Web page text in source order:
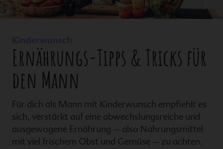
Kinderwunsch
Ernährungs-Tipps & Tricks für
den Mann
Für dich als Mann mit Kinderwunsch empfiehlt es
sich, verstärkt auf eine abwechslungsreiche und
ausgewogene Ernährung – also Nahrungsmittel
mit viel frischem Obst und Gemüse – zu achten.